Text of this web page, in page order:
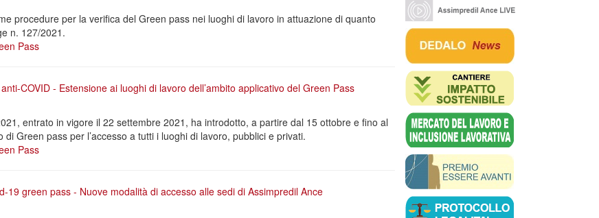
procedure per la verifica del Green pass nei luoghi di lavoro in attuazione di quanto
n. 127/2021.
Pass
COVID - Estensione ai luoghi di lavoro dell’ambito applicativo del Green Pass
entrato in vigore il 22 settembre 2021, ha introdotto, a partire dal 15 ottobre e fino al
di Green pass per l’accesso a tutti i luoghi di lavoro, pubblici e privati.
Pass
19 green pass - Nuove modalità di accesso alle sedi di Assimpredil Ance